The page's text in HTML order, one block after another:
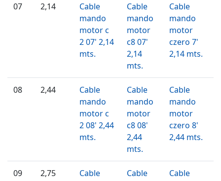
07 2,14
Cable
mando
motor c
2 07' 2,14
mts.
Cable
mando
motor
c8 07'
2,14
mts.
Cable
mando
motor
czero 7'
2,14 mts.
08 2,44
Cable
mando
motor c
2 08' 2,44
mts.
Cable
mando
motor
c8 08'
2,44
mts.
Cable
mando
motor
czero 8'
2,44 mts.
09 2,75
Cable
Cable
Cable